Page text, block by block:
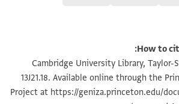
S. D. Goitein's
לך יא כאלי אחיאך אללה מא [
ואלי מן [ידה] מקאליד אל[
Posen Library of Jewish Culture and
Press, 2026), vol. 3:
Translated by Amir Ashur and Benjamin
In Your name, O Merciful One.
הגדל וסובב
הדא אלהם אלדי עלי קלבי קליל
סלאם וגמיענא נכצך באתם אלסלאם
verso
. . . what has happened to you, and
How to
Cambridge University Library, Taylor-
13J21.18. Available online through the
Project athttps://geniza.princeton.edu/